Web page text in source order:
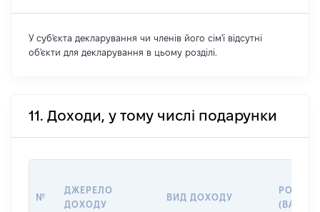
У суб'єкта декларування чи членів його сім'ї відсутні
об'єкти для декларування в цьому розділі.
11. Доходи, у тому числі подарунки
№
ДЖЕРЕЛО
ДОХОДУ
ВИД ДОХОДУ
РОЗМІР